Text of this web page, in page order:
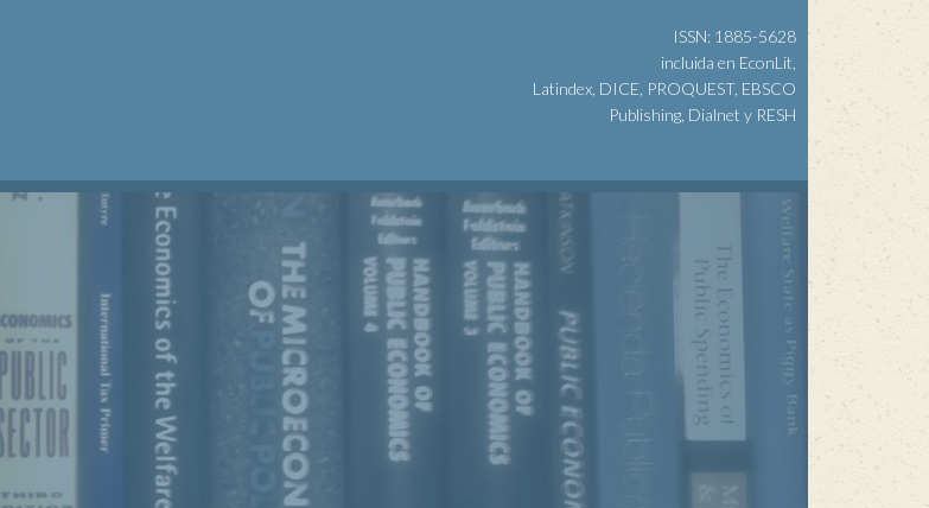
ISSN: 1885-5628
incluida en EconLit,
Latindex, DICE, PROQUEST, EBSCO
Publishing, Dialnet y RESH